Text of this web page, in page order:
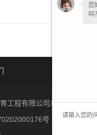
工程有限公司承接中草药切
号
您
吗